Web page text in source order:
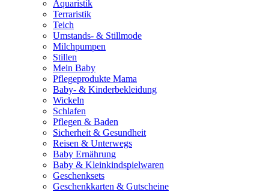
Aquaristik
Terraristik
Teich
Umstands- & Stillmode
Milchpumpen
Stillen
Mein Baby
Pflegeprodukte Mama
Baby- & Kinderbekleidung
Wickeln
Schlafen
Pflegen & Baden
Sicherheit & Gesundheit
Reisen & Unterwegs
Baby Ernährung
Baby & Kleinkindspielwaren
Geschenksets
Geschenkkarten & Gutscheine